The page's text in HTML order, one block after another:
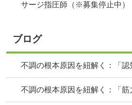
サージ指圧師（※募集停止中）
ブログ
不調の根本原因を紐解く：「認
不調の根本原因を紐解く：「筋